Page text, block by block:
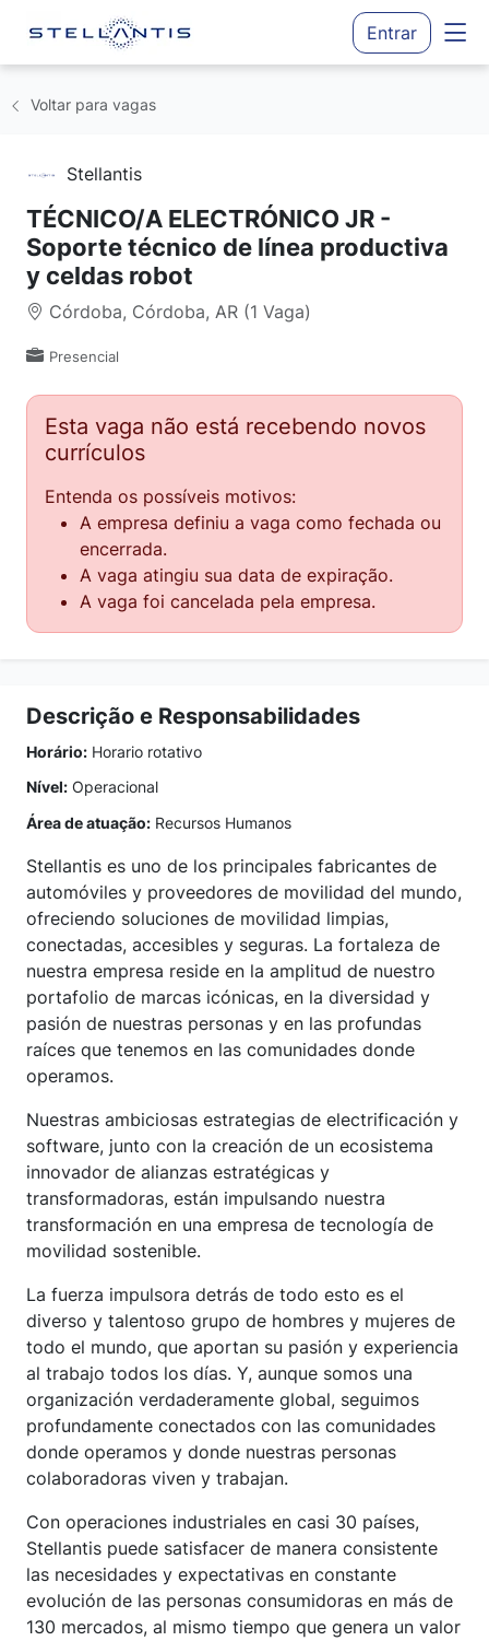
Entrar
Voltar para vagas
Stellantis
TÉCNICO/A ELECTRÓNICO JR -
Soporte técnico de línea productiva
y celdas robot
Córdoba, Córdoba, AR (1 Vaga)
Presencial
Esta vaga não está recebendo novos
currículos
Entenda os possíveis motivos:
A empresa definiu a vaga como fechada ou
encerrada.
A vaga atingiu sua data de expiração.
A vaga foi cancelada pela empresa.
Descrição e Responsabilidades
Horário: Horario rotativo
Nível: Operacional
Área de atuação: Recursos Humanos
Stellantis es uno de los principales fabricantes de
automóviles y proveedores de movilidad del mundo,
ofreciendo soluciones de movilidad limpias,
conectadas, accesibles y seguras. La fortaleza de
nuestra empresa reside en la amplitud de nuestro
portafolio de marcas icónicas, en la diversidad y
pasión de nuestras personas y en las profundas
raíces que tenemos en las comunidades donde
operamos.
Nuestras ambiciosas estrategias de electrificación y
software, junto con la creación de un ecosistema
innovador de alianzas estratégicas y
transformadoras, están impulsando nuestra
transformación en una empresa de tecnología de
movilidad sostenible.
La fuerza impulsora detrás de todo esto es el
diverso y talentoso grupo de hombres y mujeres de
todo el mundo, que aportan su pasión y experiencia
al trabajo todos los días. Y, aunque somos una
organización verdaderamente global, seguimos
profundamente conectados con las comunidades
donde operamos y donde nuestras personas
colaboradoras viven y trabajan.
Con operaciones industriales en casi 30 países,
Stellantis puede satisfacer de manera consistente
las necesidades y expectativas en constante
evolución de las personas consumidoras en más de
130 mercados, al mismo tiempo que genera un valor